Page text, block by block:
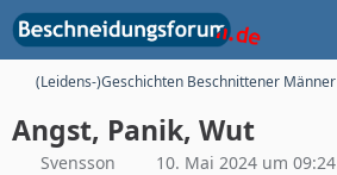
(Leidens-)Geschichten Beschnittener Männer
Angst, Panik, Wut
Svensson 10. Mai 2024 um 09:24